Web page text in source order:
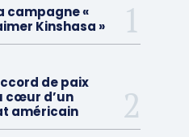
campagne «
Kinshasa »
de paix
cœur d’un
américain